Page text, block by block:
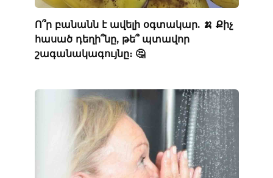
Ո՞ր բանանն է ավելի օգտակար. 🍌 Քիչ
հասած դեղի՞նը, թե՞ պտավոր
շագանակագույնը։ 🤔